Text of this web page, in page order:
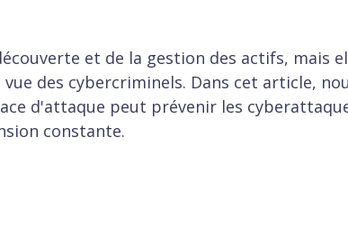
et de la gestion des actifs, mais
des cybercriminels. Dans cet article,
d'attaque peut prévenir les
constante.